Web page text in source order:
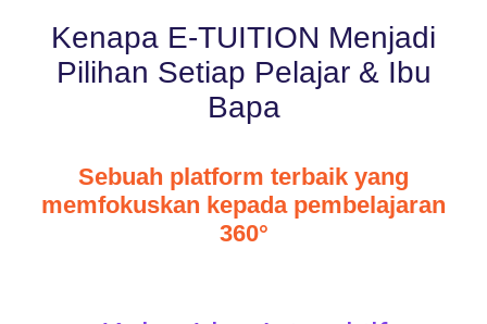
Kenapa E-TUITION Menjadi
Pilihan Setiap Pelajar & Ibu
Bapa
Sebuah platform terbaik yang
memfokuskan kepada pembelajaran
360°